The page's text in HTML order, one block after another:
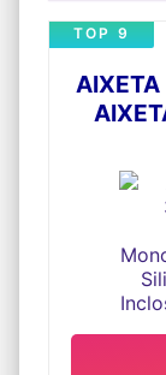
TOP 9